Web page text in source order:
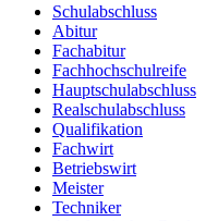
Schulabschluss
Abitur
Fachabitur
Fachhochschulreife
Hauptschulabschluss
Realschulabschluss
Qualifikation
Fachwirt
Betriebswirt
Meister
Techniker